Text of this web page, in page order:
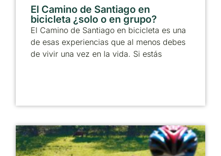
El Camino de Santiago en
bicicleta ¿solo o en grupo?
El Camino de Santiago en bicicleta es una
de esas experiencias que al menos debes
de vivir una vez en la vida. Si estás